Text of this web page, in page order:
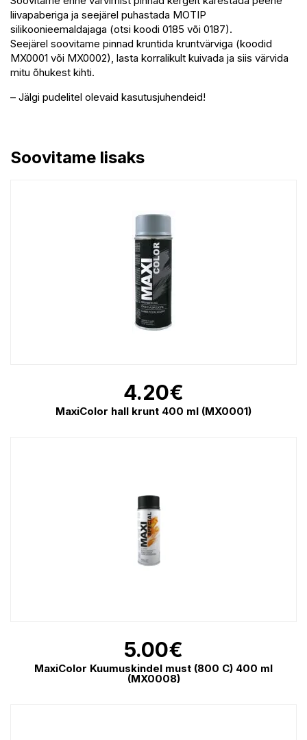
liivapaberiga ja seejärel puhastada MOTIP
silikoonieemaldajaga (otsi koodi 0185 või 0187).
Seejärel soovitame pinnad kruntida kruntvärviga (koodid
MX0001 või MX0002), lasta korralikult kuivada ja siis värvida
mitu õhukest kihti.
– Jälgi pudelitel olevaid kasutusjuhendeid!
Soovitame lisaks
4.20€
MaxiColor hall krunt 400 ml (MX0001)
5.00€
MaxiColor Kuumuskindel must (800 C) 400 ml
(MX0008)